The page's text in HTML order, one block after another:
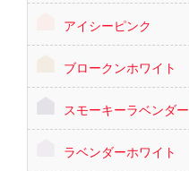
アイシーピンク
ブロークンホワイト
スモーキーラベンダー
ラベンダーホワイト